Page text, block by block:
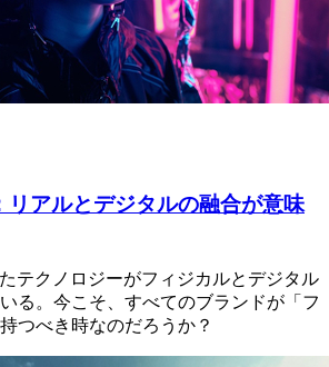
リアルとデジタルの融合が意味
テクノロジーがフィジカルとデジタル
る。今こそ、すべてのブランドが「フ
つべき時なのだろうか？